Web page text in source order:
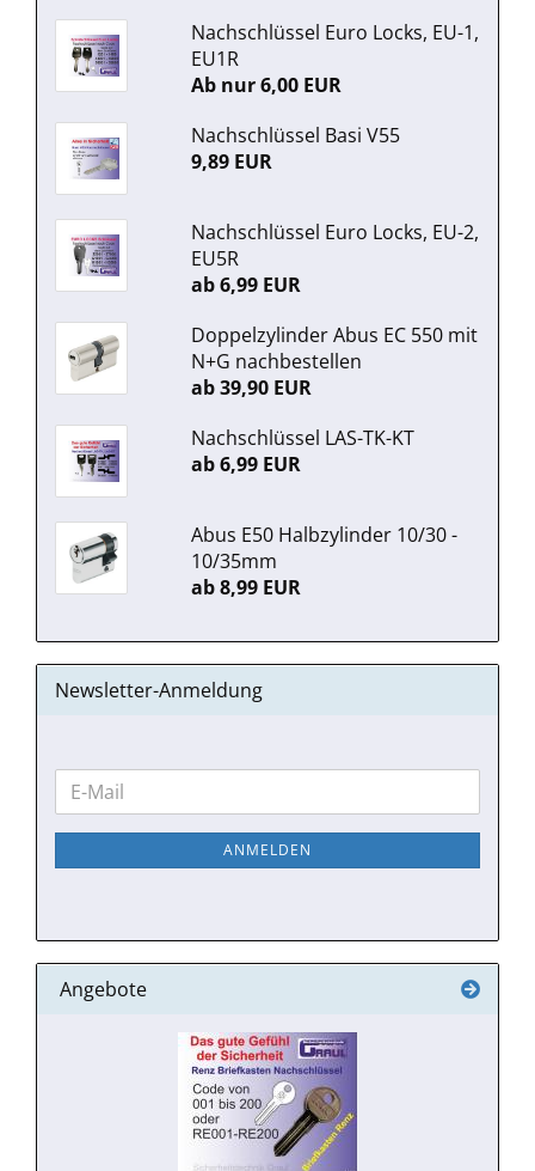
Nachschlüssel Euro Locks, EU-1,
EU1R
Ab nur 6,00 EUR
Nachschlüssel Basi V55
9,89 EUR
Nachschlüssel Euro Locks, EU-2,
EU5R
ab 6,99 EUR
Doppelzylinder Abus EC 550 mit
N+G nachbestellen
ab 39,90 EUR
Nachschlüssel LAS-TK-KT
ab 6,99 EUR
Abus E50 Halbzylinder 10/30 -
10/35mm
ab 8,99 EUR
Newsletter-Anmeldung
WEITER
ZUR
NEWSLETTER-
E-
Mail
ANMELDEN
Angebote